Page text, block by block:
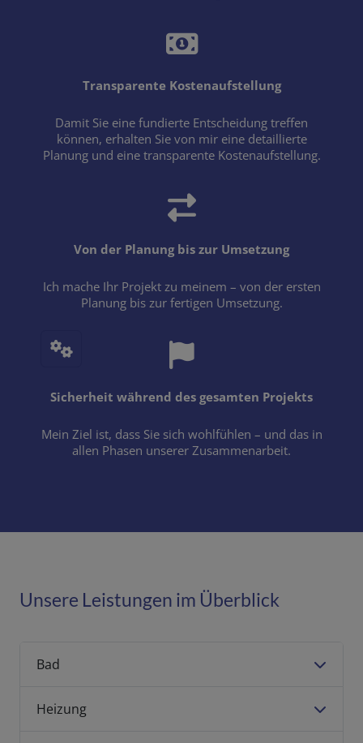
Transparente Kostenaufstellung
Damit Sie eine fundierte Entscheidung treffen
können, erhalten Sie von mir eine detaillierte
Planung und eine transparente Kostenaufstellung.
Von der Planung bis zur Umsetzung
Ich mache Ihr Projekt zu meinem – von der ersten
Planung bis zur fertigen Umsetzung.
Sicherheit während des gesamten Projekts
Mein Ziel ist, dass Sie sich wohlfühlen – und das in
allen Phasen unserer Zusammenarbeit.
Unsere Leistungen im Überblick
Bad
Heizung